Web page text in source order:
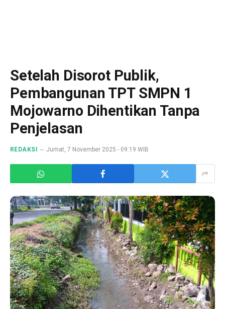
Setelah Disorot Publik,
Pembangunan TPT SMPN 1
Mojowarno Dihentikan Tanpa
Penjelasan
REDAKSI Jumat, 7 November 2025 - 09:19 WIB